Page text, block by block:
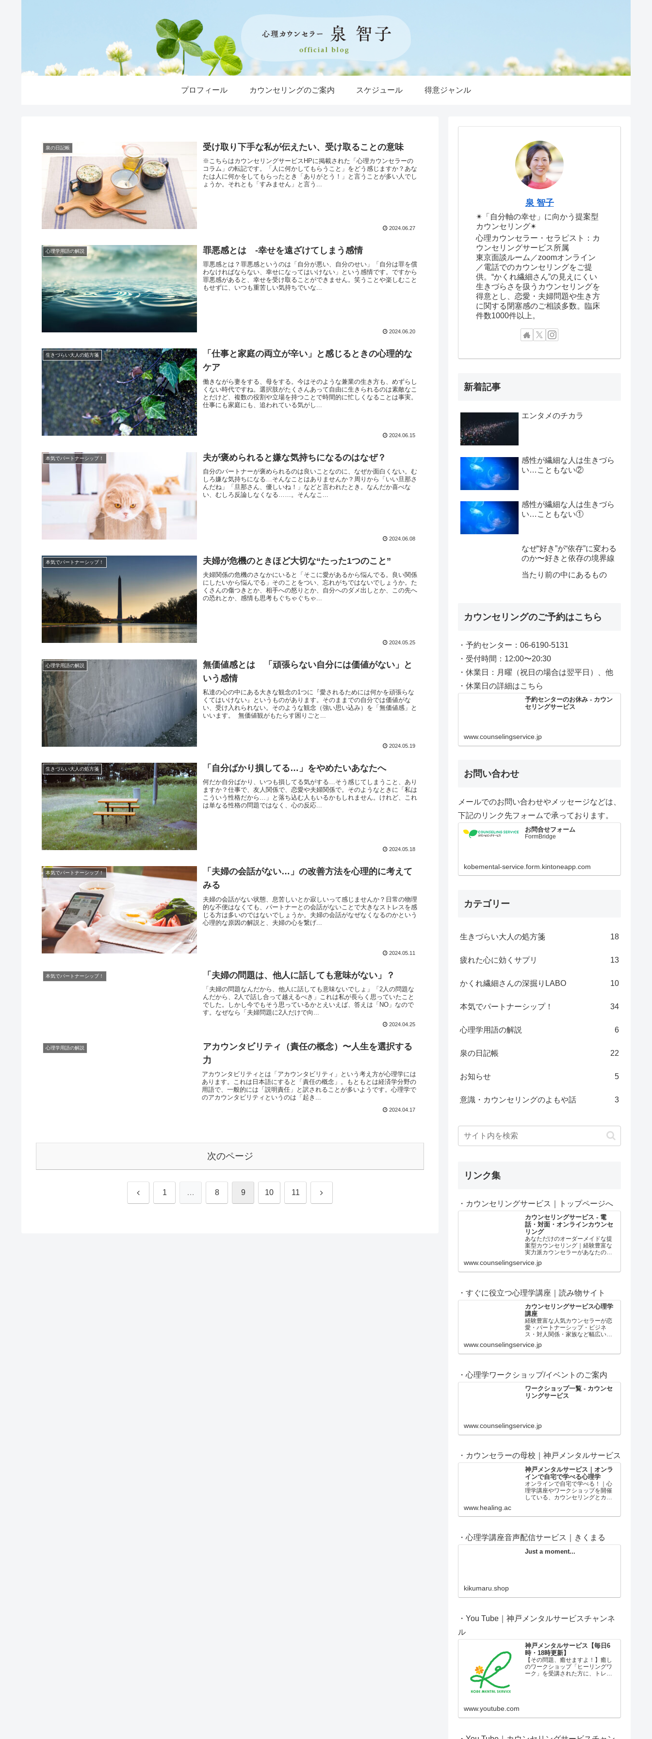
プロフィール カウンセリングのご案内 スケジュール 得意ジャンル
泉の日記帳 受け取り下手な私が伝えたい、受け取ることの意味
※こちらはカウンセリングサービスHPに掲載された「心理カウンセラーの
コラム」の転記です。「人に何かしてもらうこと」をどう感じますか？あな
たは人に何かをしてもらったとき「ありがとう！」と言うことが多い人でし
ょうか。それとも「すみません」と言う...
2024.06.27
心理学用語の解説 罪悪感とは -幸せを遠ざけてしまう感情
罪悪感とは？罪悪感というのは「自分が悪い、自分のせい」「自分は罪を償
わなければならない、幸せになってはいけない」という感情です。ですから
罪悪感があると、幸せを受け取ることができません。笑うことや楽しむこと
もせずに、いつも重苦しい気持ちでいな...
2024.06.20
生きづらい大人の処方箋
「仕事と家庭の両立が辛い」と感じるときの心理的な
ケア
働きながら妻をする、母をする。今はそのような兼業の生き方も、めずらし
くない時代ですね。選択肢がたくさんあって自由に生きられるのは素敵なこ
とだけど、複数の役割や立場を持つことで時間的に忙しくなることは事実。
仕事にも家庭にも、追われている気がし...
2024.06.15
本気でパートナーシップ！ 夫が褒められると嫌な気持ちになるのはなぜ？
自分のパートナーが褒められるのは良いことなのに、なぜか面白くない。む
しろ嫌な気持ちになる…そんなことはありませんか？周りから「いい旦那さ
んだね」「旦那さん、優しいね！」などと言われたとき。なんだか喜べな
い、むしろ反論しなくなる……。そんなこ...
2024.06.08
本気でパートナーシップ！ 夫婦が危機のときほど大切な“たった1つのこと”
夫婦関係の危機のさなかにいると「そこに愛があるから悩んでる。良い関係
にしたいから悩んでる」そのことをつい、忘れがちではないでしょうか。た
くさんの傷つきとか、相手への怒りとか、自分へのダメ出しとか、この先へ
の恐れとか、感情も思考もぐちゃぐちゃ...
2024.05.25
心理学用語の解説
無価値感とは 「頑張らない自分には価値がない」と
いう感情
私達の心の中にある大きな観念の1つに『愛されるためには何かを頑張らな
くてはいけない』というものがあります。そのままでの自分では価値がな
い、受け入れられない。そのような観念（強い思い込み）を「無価値感」と
いいます。 無価値観がもたらす困りごと...
2024.05.19
生きづらい大人の処方箋 「自分ばかり損してる…」をやめたいあなたへ
何だか自分ばかり、いつも損してる気がする…そう感じてしまうこと、あり
ますか？仕事で、友人関係で、恋愛や夫婦関係で。そのようなときに「私は
こういう性格だから…」と落ち込む人もいるかもしれません。けれど、これ
は単なる性格の問題ではなく、心の反応...
2024.05.18
本気でパートナーシップ！
「夫婦の会話がない…」の改善方法を心理的に考えて
みる
夫婦の会話がない状態、息苦しいとか寂しいって感じませんか？日常の物理
的な不便はなくても、パートナーとの会話がないことで大きなストレスを感
じる方は多いのではないでしょうか。夫婦の会話がなぜなくなるのかという
心理的な原因の解説と、夫婦の心を繋げ...
2024.05.11
本気でパートナーシップ！ 「夫婦の問題は、他人に話しても意味がない」？
「夫婦の問題なんだから、他人に話しても意味ないでしょ」「2人の問題な
んだから、2人で話し合って越えるべき」これは私が長らく思っていたこと
でした。しかし今でもそう思っているかとえいえば、答えは「NO」なので
す。なぜなら「夫婦問題に2人だけで向...
2024.04.25
心理学用語の解説
アカウンタビリティ（責任の概念）〜人生を選択する
力
アカウンタビリティとは「アカウンタビリティ」という考え方が心理学には
あります。これは日本語にすると「責任の概念」。もともとは経済学分野の
用語で、一般的には「説明責任」と訳されることが多いようです。心理学で
のアカウンタビリティというのは「起き...
2024.04.17
次のページ
前 1 … 8 9 10 11 次
泉 智子
✴︎「自分軸の幸せ」に向かう提案型
カウンセリング✴︎
心理カウンセラー・セラピスト：カ
ウンセリングサービス所属
東京面談ルーム／zoomオンライン
／電話でのカウンセリングをご提
供。“かくれ繊細さん”の見えにくい
生きづらさを扱うカウンセリングを
得意とし、恋愛・夫婦問題や生き方
に関する閉塞感のご相談多数。臨床
件数1000件以上。
新着記事
エンタメのチカラ
感性が繊細な人は生きづら
い…こともない②
感性が繊細な人は生きづら
い…こともない①
なぜ“好き”が“依存”に変わる
のか〜好きと依存の境界線
当たり前の中にあるもの
カウンセリングのご予約はこちら
・予約センター：06-6190-5131
・受付時間：12:00〜20:30
・休業日：月曜（祝日の場合は翌平日）、他
・休業日の詳細はこちら
予約センターのお休み - カウン
セリングサービス
www.counselingservice.jp
お問い合わせ
メールでのお問い合わせやメッセージなどは、
下記のリンク先フォームで承っております。
お問合せフォーム
FormBridge
kobemental-service.form.kintoneapp.com
カテゴリー
生きづらい大人の処方箋 18
疲れた心に効くサプリ 13
かくれ繊細さんの深掘りLABO 10
本気でパートナーシップ！ 34
心理学用語の解説 6
泉の日記帳 22
お知らせ 5
意識・カウンセリングのよもや話 3
リンク集
・カウンセリングサービス｜トップページへ
カウンセリングサービス - 電
話・対面・オンラインカウンセ
リング
あなただけのオーダーメイドな提
案型カウンセリング｜経験豊富な
実力派カウンセラーがあなたの問
題解決や心の成長をサポート！本
物志向のあなたに、ワンランク上
の心理カウンセリングをご提供し
www.counselingservice.jp
・すぐに役立つ心理学講座｜読み物サイト
カウンセリングサービス心理学
講座
経験豊富な人気カウンセラーが恋
愛・パートナーシップ・ビジネ
ス・対人関係・家族など幅広いジ
ャンルの問題についてすぐに役立
つ心理学講座を配信。
www.counselingservice.jp
・心理学ワークショップ/イベントのご案内
ワークショップ一覧 - カウンセ
リングサービス
www.counselingservice.jp
・カウンセラーの母校｜神戸メンタルサービス
神戸メンタルサービス｜オンラ
インで自宅で学べる心理学
オンラインで自宅で学べる！｜心
理学講座やワークショップを開催
している、カウンセリングとカウ
www.healing.ac
・心理学講座音声配信サービス｜きくまる
Just a moment...
kikumaru.shop
・You Tube｜神戸メンタルサービスチャンネ
ル
神戸メンタルサービス【毎日6
時・18時更新】
【その問題、癒せますよ！】癒し
のワークショップ「ヒーリングワ
ーク」を受講された方に、トレー
www.youtube.com